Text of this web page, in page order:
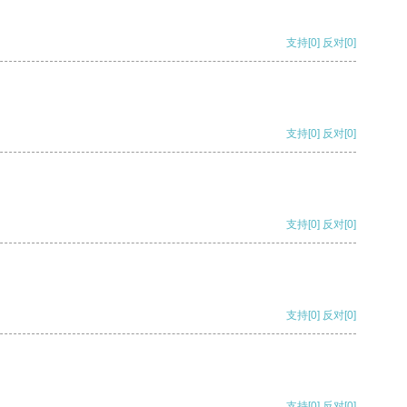
支持[0] 反对[0]
支持[0] 反对[0]
支持[0] 反对[0]
支持[0] 反对[0]